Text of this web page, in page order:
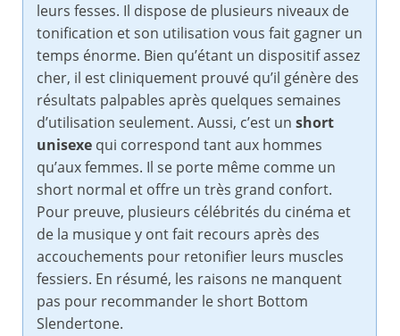
leurs fesses. Il dispose de plusieurs niveaux de
tonification et son utilisation vous fait gagner un
temps énorme. Bien qu’étant un dispositif assez
cher, il est cliniquement prouvé qu’il génère des
résultats palpables après quelques semaines
d’utilisation seulement. Aussi, c’est un short
unisexe qui correspond tant aux hommes
qu’aux femmes. Il se porte même comme un
short normal et offre un très grand confort.
Pour preuve, plusieurs célébrités du cinéma et
de la musique y ont fait recours après des
accouchements pour retonifier leurs muscles
fessiers. En résumé, les raisons ne manquent
pas pour recommander le short Bottom
Slendertone.